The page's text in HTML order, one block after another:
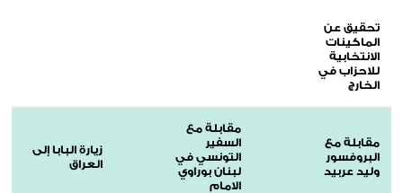
تحقيق عن
الماكينات
الانتخابية
للاحزاب في
الخارج
مقابلة مع
البروفسور
وليد عربيد
مقابلة مع
السفير
التونسي في
لبنان بوراوي
الامام
زيارة البابا إلى
العراق